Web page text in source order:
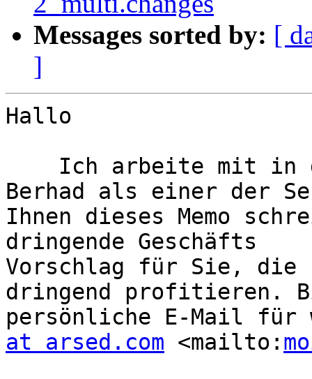
Messages sorted by: [
]
Hallo
Berhad als einer der
Ihnen dieses Memo
dringende Geschäfts
Vorschlag für Sie, die
dringend profitieren.
persönliche E-Mail
at arsed.com <mailto: